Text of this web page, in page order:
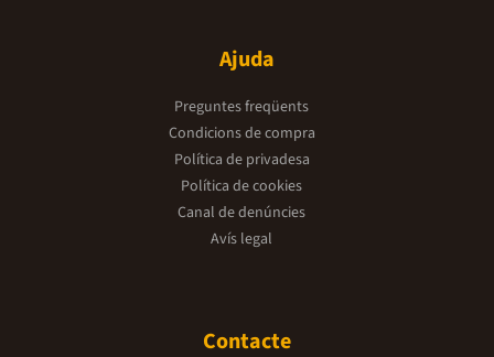
Ajuda
Preguntes freqüents
Condicions de compra
Política de privadesa
Política de cookies
Canal de denúncies
Avís legal
Contacte